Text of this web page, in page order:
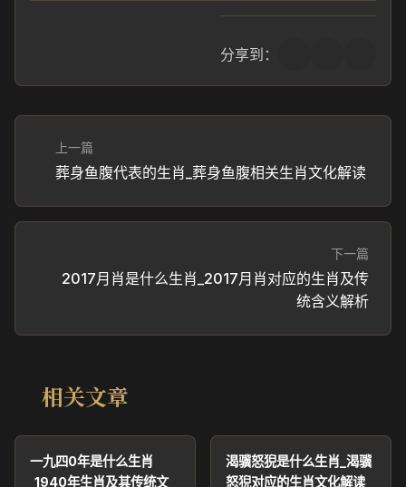
分享到：
上一篇
葬身鱼腹代表的生肖_葬身鱼腹相关生肖文化解读
下一篇
2017月肖是什么生肖_2017月肖对应的生肖及传
统含义解析
相关文章
一九四0年是什么生肖
_1940年生肖及其传统文
渴骥怒猊是什么生肖_渴骥
怒猊对应的生肖文化解读